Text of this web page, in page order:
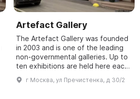
Artefact Gallery
The Artefact Gallery was founded
in 2003 and is one of the leading
non-governmental galleries. Up to
ten exhibitions are held here each
year, along with solo shows by
young artists, charity auctions, ...
г Москва, ул Пречистенка, д 30/2